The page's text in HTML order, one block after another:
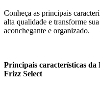
Conheça as principais
alta qualidade e transforme
aconchegante e organizado.
Principais características da
Frizz Select